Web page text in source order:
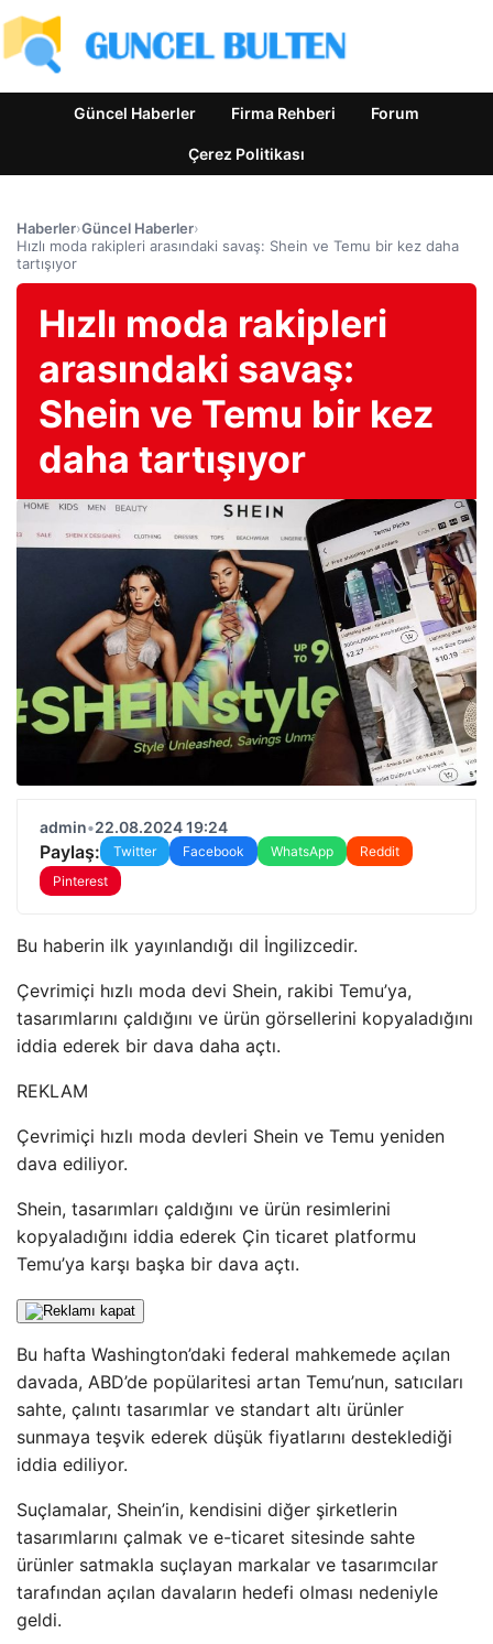
Güncel Haberler Firma Rehberi Forum
Çerez Politikası
Haberler›Güncel Haberler›
Hızlı moda rakipleri arasındaki savaş: Shein ve Temu bir kez daha
tartışıyor
Hızlı moda rakipleri
arasındaki savaş:
Shein ve Temu bir kez
daha tartışıyor
admin•22.08.2024 19:24
Paylaş: Twitter Facebook WhatsApp
Reddit
Pinterest
Bu haberin ilk yayınlandığı dil İngilizcedir.
Çevrimiçi hızlı moda devi Shein, rakibi Temu’ya,
tasarımlarını çaldığını ve ürün görsellerini kopyaladığını
iddia ederek bir dava daha açtı.
REKLAM
Çevrimiçi hızlı moda devleri Shein ve Temu yeniden
dava ediliyor.
Shein, tasarımları çaldığını ve ürün resimlerini
kopyaladığını iddia ederek Çin ticaret platformu
Temu’ya karşı başka bir dava açtı.
Bu hafta Washington’daki federal mahkemede açılan
davada, ABD’de popülaritesi artan Temu’nun, satıcıları
sahte, çalıntı tasarımlar ve standart altı ürünler
sunmaya teşvik ederek düşük fiyatlarını desteklediği
iddia ediliyor.
Suçlamalar, Shein’in, kendisini diğer şirketlerin
tasarımlarını çalmak ve e-ticaret sitesinde sahte
ürünler satmakla suçlayan markalar ve tasarımcılar
tarafından açılan davaların hedefi olması nedeniyle
geldi.